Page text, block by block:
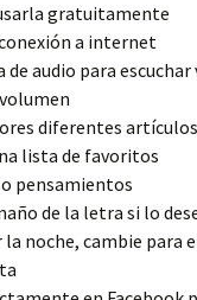
gratuitamente
a internet
de audio para
diferentes
lista de favoritos
pensamientos
de la letra si lo
la noche, cambie para